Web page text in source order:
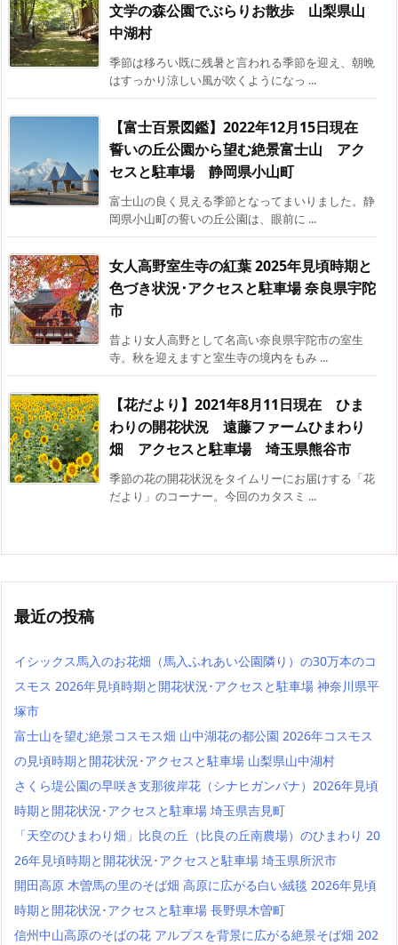
文学の森公園でぶらりお散歩 山梨県山
中湖村
季節は移ろい既に残暑と言われる季節を迎え、朝晩
はすっかり涼しい風が吹くようになっ ...
【富士百景図鑑】2022年12月15日現在
誓いの丘公園から望む絶景富士山 アク
セスと駐車場 静岡県小山町
富士山の良く見える季節となってまいりました。静
岡県小山町の誓いの丘公園は、眼前に ...
女人高野室生寺の紅葉 2025年見頃時期と
色づき状況･アクセスと駐車場 奈良県宇陀
市
昔より女人高野として名高い奈良県宇陀市の室生
寺。秋を迎えますと室生寺の境内をもみ ...
【花だより】2021年8月11日現在 ひま
わりの開花状況 遠藤ファームひまわり
畑 アクセスと駐車場 埼玉県熊谷市
季節の花の開花状況をタイムリーにお届けする「花
だより」のコーナー。今回のカタスミ ...
最近の投稿
イシックス馬入のお花畑（馬入ふれあい公園隣り）の30万本のコ
スモス 2026年見頃時期と開花状況･アクセスと駐車場 神奈川県平
塚市
富士山を望む絶景コスモス畑 山中湖花の都公園 2026年コスモス
の見頃時期と開花状況･アクセスと駐車場 山梨県山中湖村
さくら堤公園の早咲き支那彼岸花（シナヒガンバナ）2026年見頃
時期と開花状況･アクセスと駐車場 埼玉県吉見町
「天空のひまわり畑」比良の丘（比良の丘南農場）のひまわり 20
26年見頃時期と開花状況･アクセスと駐車場 埼玉県所沢市
開田高原 木曽馬の里のそば畑 高原に広がる白い絨毯 2026年見頃
時期と開花状況･アクセスと駐車場 長野県木曽町
信州中山高原のそばの花 アルプスを背景に広がる絶景そば畑 202